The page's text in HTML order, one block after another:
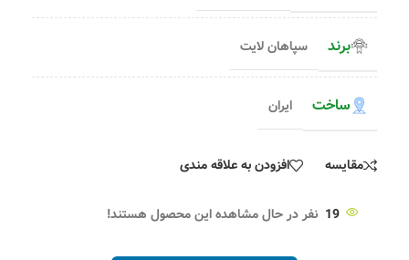
برند سپاهان لایت
ساخت ایران
مقایسه افزودن به علاقه مندی
19 نفر در حال مشاهده این محصول هستند!